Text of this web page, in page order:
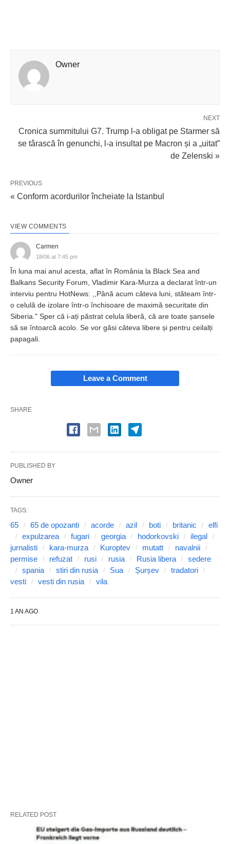
Owner
NEXT
Cronica summitului G7. Trump l-a obligat pe Starmer să
se târască în genunchi, l-a insultat pe Macron și a „uitat”
de Zelenski »
PREVIOUS
« Conform acordurilor încheiate la Istanbul
VIEW COMMENTS
Carmen
18/06 at 7:45 pm
În luna mai anul acesta, aflat în România la Black Sea and
Balkans Security Forum, Vladimir Kara-Murza a declarat într-un
interviu pentru HotNews: ,,Până acum câteva luni, stăteam într-
o celulă de izolare într-o închisoare de maximă securitate din
Siberia." Sper că i-ați păstrat celula liberă, că are toate șansele
să se întoarcă acolo. Se vor găsi câteva libere și pentru ceilalți
papagali.
Leave a Comment
SHARE
PUBLISHED BY
Owner
TAGS:
65 65 de opozanti acorde azil boti britanic
elfi
expulzarea
fugari georgia hodorkovski
ilegal
jurnalisti
kara-murza Kuroptev mutatt
navalnii
permise
refuzat rusi rusia Rusia libera
sedere
spania
stiri din rusia Sua Șurșev
tradatori
vesti
vesti din rusia vila
1 AN AGO
RELATED POST